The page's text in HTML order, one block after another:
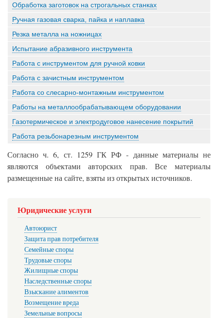
Обработка заготовок на строгальных станках
Ручная газовая сварка, пайка и наплавка
Резка металла на ножницах
Испытание абразивного инструмента
Работа с инструментом для ручной ковки
Работа с зачистным инструментом
Работа со слесарно-монтажным инструментом
Работы на металлообрабатывающем оборудовании
Газотермическое и электродуговое нанесение покрытий
Работа резьбонарезным инструментом
Согласно ч. 6, ст. 1259 ГК РФ - данные материалы не
являются объектами авторских прав. Все материалы
размещенные на сайте, взяты из открытых источников.
Юридические услуги
Автоюрист
Защита прав потребителя
Семейные споры
Трудовые споры
Жилищные споры
Наследственные споры
Взыскание алиментов
Возмещение вреда
Земельные вопросы